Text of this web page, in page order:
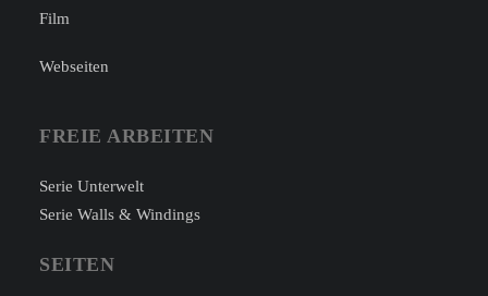
Film
Webseiten
FREIE ARBEITEN
Serie Unterwelt
Serie Walls & Windings
SEITEN